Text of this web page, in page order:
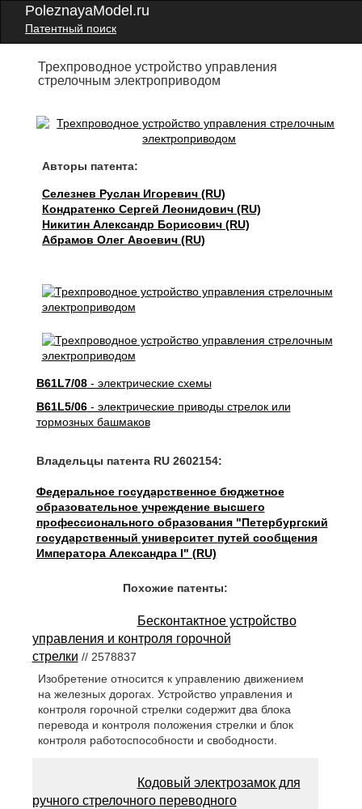
PoleznayaModel.ru
Патентный поиск
Трехпроводное устройство управления
стрелочным электроприводом
Авторы патента:
Селезнев Руслан Игоревич (RU)
Кондратенко Сергей Леонидович (RU)
Никитин Александр Борисович (RU)
Абрамов Олег Авоевич (RU)
B61L7/08- электрические схемы
B61L5/06- электрические приводы стрелок или
тормозных башмаков
Владельцы патента RU 2602154:
Федеральное государственное бюджетное
образовательное учреждение высшего
профессионального образования "Петербургский
государственный университет путей сообщения
Императора Александра I" (RU)
Похожие патенты:
Бесконтактное устройство
управления и контроля горочной
стрелки // 2578837
Изобретение относится к управлению движением
на железных дорогах. Устройство управления и
контроля горочной стрелки содержит два блока
перевода и контроля положения стрелки и блок
контроля работоспособности и свободности.
Кодовый электрозамок для
ручного стрелочного переводного